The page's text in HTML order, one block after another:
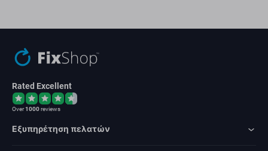
Rated Excellent
Over1000reviews
Εξυπηρέτηση πελατών